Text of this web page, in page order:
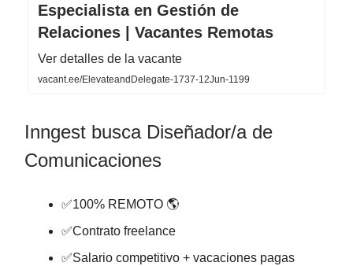
Especialista en Gestión de
Relaciones | Vacantes Remotas
Ver detalles de la vacante
vacant.ee/ElevateandDelegate-1737-12Jun-1199
Inngest busca Diseñador/a de
Comunicaciones
✅100% REMOTO 🌎
✅Contrato freelance
✅Salario competitivo + vacaciones pagas